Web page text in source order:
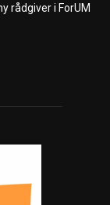
rådgiver i ForUM